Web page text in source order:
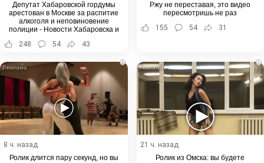
Депутат Хабаровской гордумы
арестован в Москве за распитие
алкоголя и неповиновение
полиции - Новости Хабаровска и
248 54 43
Ржу не переставая, это видео
пересмотришь не раз
155
54 31
i
8 ч. назад
Ролик длится пару секунд, но вы
i
21 ч. назад
Ролик из Омска: вы будете